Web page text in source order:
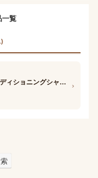
一覧
石澤研究所 アルジタル コンディショニングシャンプー ›